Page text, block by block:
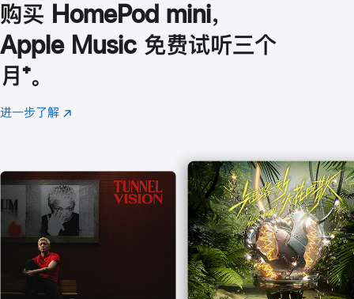
购买 HomePod mini，
Apple Music 免费试听三个
月 脚
注
⁺。
进一步了解 Apple
(在
口
中
打
开)